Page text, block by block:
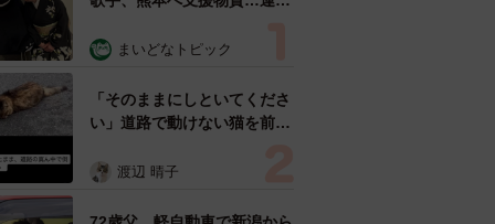
めらい 「痛いほど伝わる」
まいどなトピック
「そのままにしといてくださ
い」道路で動けない猫を前に
ようとした4日間 「命の重
表の訴え
渡辺 晴子